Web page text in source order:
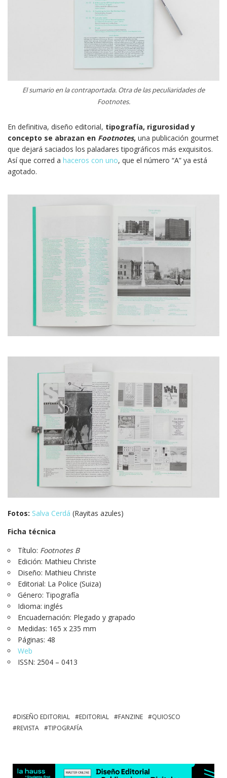
El sumario en la contraportada. Otra de las peculiaridades de
Footnotes.
En definitiva, diseño editorial, tipografía, rigurosidad y
concepto se abrazan en Footnotes, una publicación gourmet
que dejará saciados los paladares tipográficos más exquisitos.
Así que corred a haceros con uno, que el número “A” ya está
agotado.
Fotos: Salva Cerdá (Rayitas azules)
Ficha técnica
Título: Footnotes B
Edición: Mathieu Christe
Diseño: Mathieu Christe
Editorial: La Police (Suiza)
Género: Tipografía
Idioma: inglés
Encuadernación: Plegado y grapado
Medidas: 165 x 235 mm
Páginas: 48
Web
ISSN: 2504 – 0413
DISEÑO EDITORIAL EDITORIAL FANZINE
QUIOSCO
REVISTA
TIPOGRAFÍA